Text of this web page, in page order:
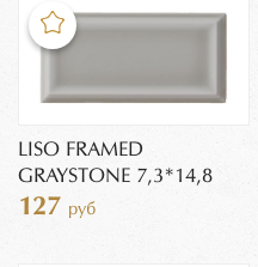
LISO FRAMED
GRAYSTONE 7,3*14,8
127 руб